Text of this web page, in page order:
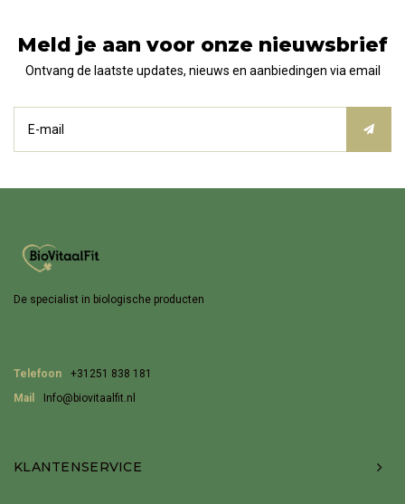
Meld je aan voor onze nieuwsbrief
Ontvang de laatste updates, nieuws en aanbiedingen via email
De specialist in biologische producten
Telefoon
+31251 838 181
Mail
Info@biovitaalfit.nl
KLANTENSERVICE